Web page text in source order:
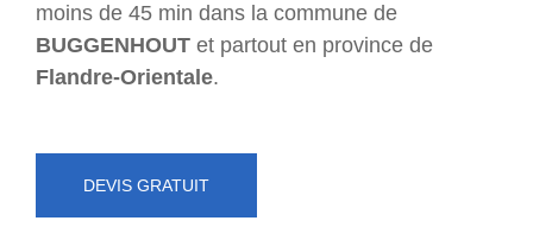
moins de 45 min dans la commune de
BUGGENHOUT et partout en province de
Flandre-Orientale.
DEVIS GRATUIT